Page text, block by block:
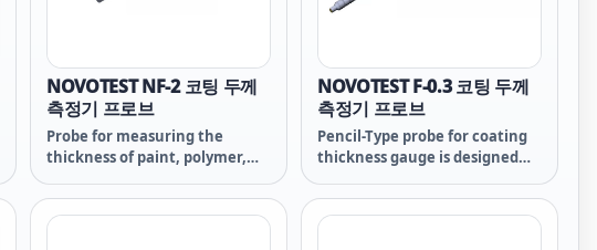
NOVOTEST NF-2 코팅 두께
측정기 프로브
Probe for measuring the
thickness of paint, polymer,
on non-magnetic substrates.
Recommended application:
NOVOTEST F-0.3 코팅 두께
측정기 프로브
Pencil-Type probe for coating
thickness gauge is designed
thickness of electroplated
(zinc, chrome) and dielectric